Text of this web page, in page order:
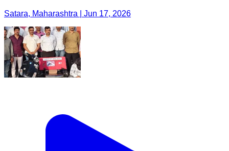
Satara, Maharashtra | Jun 17, 2026